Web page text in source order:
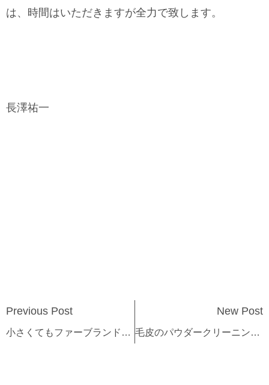
は、時間はいただきますが全力で致します。
長澤祐一
Previous Post
小さくてもファーブランドとして生きる
New Post
毛皮のパウダークリーニングの疑問、そしてクリーニングが出来ることの本当の意味